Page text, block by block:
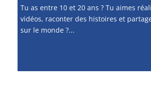
Tu as entre 10 et 20 ans ? Tu aimes
vidéos, raconter des histoires et
sur le monde ?...